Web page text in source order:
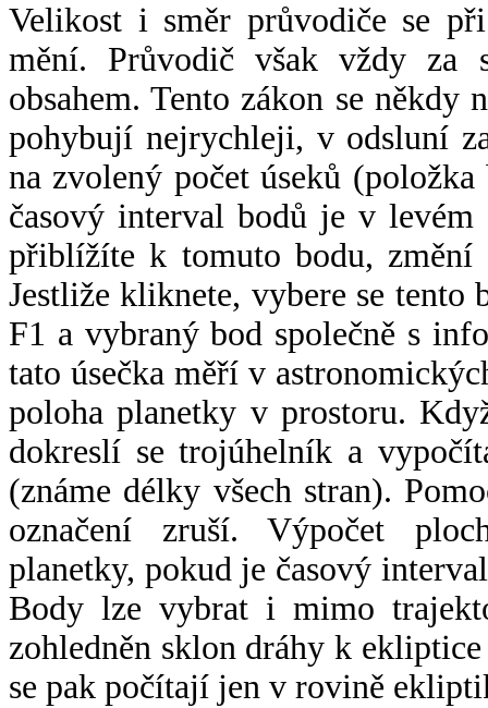
Velikost i směr průvodiče se
mění. Průvodič však vždy za
obsahem. Tento zákon se někdy
pohybují nejrychleji, v odsluní
na zvolený počet úseků
časový interval bodů je v
přiblížíte k tomuto bodu,
Jestliže kliknete, vybere se tento
F1 a vybraný bod společně s
tato úsečka měří v
poloha planetky v prostoru.
dokreslí se trojúhelník a
(známe délky všech stran).
označení zruší. Výpočet
planetky, pokud je časový
Body lze vybrat i mimo
zohledněn sklon dráhy k
se pak počítají jen v rovině